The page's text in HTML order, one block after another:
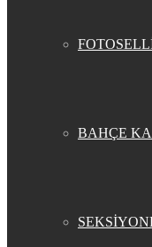
BAHÇE